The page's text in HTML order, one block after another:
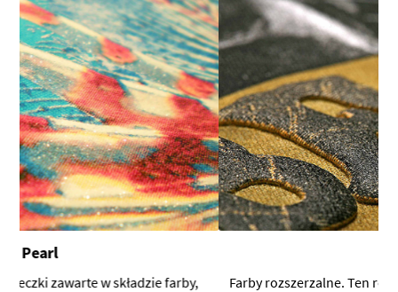
Farby rozszerzalne. Ten rodzaj farby powiększa znacząco